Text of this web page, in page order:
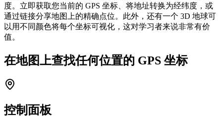
度。立即获取您当前的 GPS 坐标、将地址转换为经纬度，或
通过链接分享地图上的精确点位。此外，还有一个 3D 地球可
以用不同颜色将每个坐标可视化，这对学习者来说非常有价
值。
在地图上查找任何位置的 GPS 坐标
控制面板